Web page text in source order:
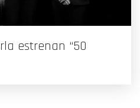
estrenan “50